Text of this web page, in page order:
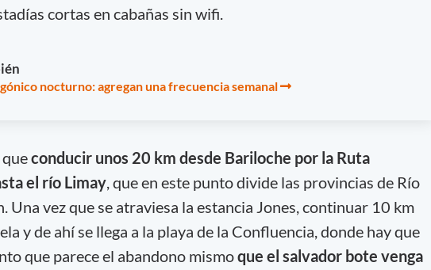
cortas en cabañas sin wifi.
nocturno: agregan una frecuencia semanal
conducir unos 20 km desde Bariloche por la Ruta
el río Limay, que en este punto divide las provincias de Río
Una vez que se atraviesa la estancia Jones, continuar 10 km
y de ahí se llega a la playa de la Confluencia, donde hay que
que parece el abandono mismoque el salvador bote venga